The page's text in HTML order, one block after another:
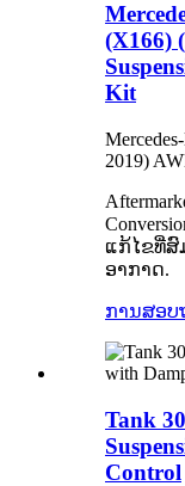
(X166)
Kit
2019)
ແກ້ໄຂທີ່ສົ
ອາກາດ.
ການສອບ
Tank
Control